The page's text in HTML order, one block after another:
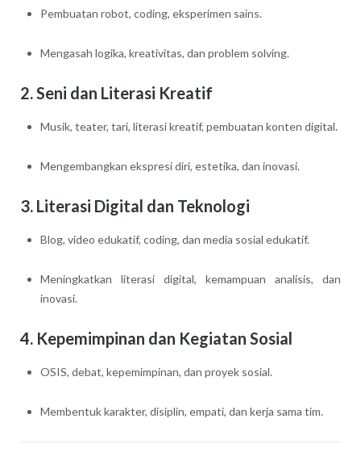
Pembuatan robot, coding, eksperimen sains.
Mengasah logika, kreativitas, dan problem solving.
2. Seni dan Literasi Kreatif
Musik, teater, tari, literasi kreatif, pembuatan konten digital.
Mengembangkan ekspresi diri, estetika, dan inovasi.
3. Literasi Digital dan Teknologi
Blog, video edukatif, coding, dan media sosial edukatif.
Meningkatkan literasi digital, kemampuan analisis, dan
inovasi.
4. Kepemimpinan dan Kegiatan Sosial
OSIS, debat, kepemimpinan, dan proyek sosial.
Membentuk karakter, disiplin, empati, dan kerja sama tim.